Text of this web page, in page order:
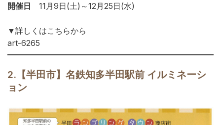
開催日 11月9日(土)～12月25日(水)
▼詳しくはこちらから
art-6265
2.【半田市】名鉄知多半田駅前 イルミネーシ
ョン